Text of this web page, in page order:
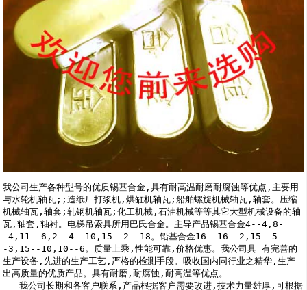
我公司生产各种型号的优质锡基合金,具有耐高温耐磨耐腐蚀等优点,主要用
与水轮机轴瓦;;造纸厂打浆机,烘缸机轴瓦;船舶螺旋机械轴瓦,轴套。压缩
机械轴瓦,轴套;轧钢机轴瓦;化工机械,石油机械等等其它大型机械设备的轴
瓦,轴套,轴衬。电梯吊索具所用巴氏合金。主导产品锡基合金4--4,8-
-4,11--6,2--4--10,15--2--18。铅基合金16--16--2,15--5-
-3,15--10,10--6。质量上乘,性能可靠,价格优惠。我公司具 有完善的
生产设备,先进的生产工艺,严格的检测手段。吸收国内同行业之精华,生产
出高质量的优质产品。具有耐磨,耐腐蚀,耐高温等优点。
   我公司长期和各客户联系,产品根据客户需要改进,技术力量雄厚,可根据